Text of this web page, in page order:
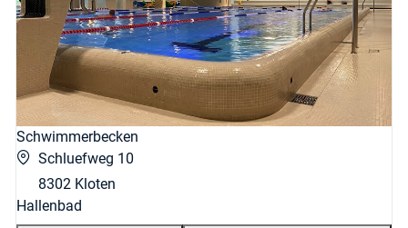
Schwimmerbecken
Schluefweg 10
8302 Kloten
Hallenbad